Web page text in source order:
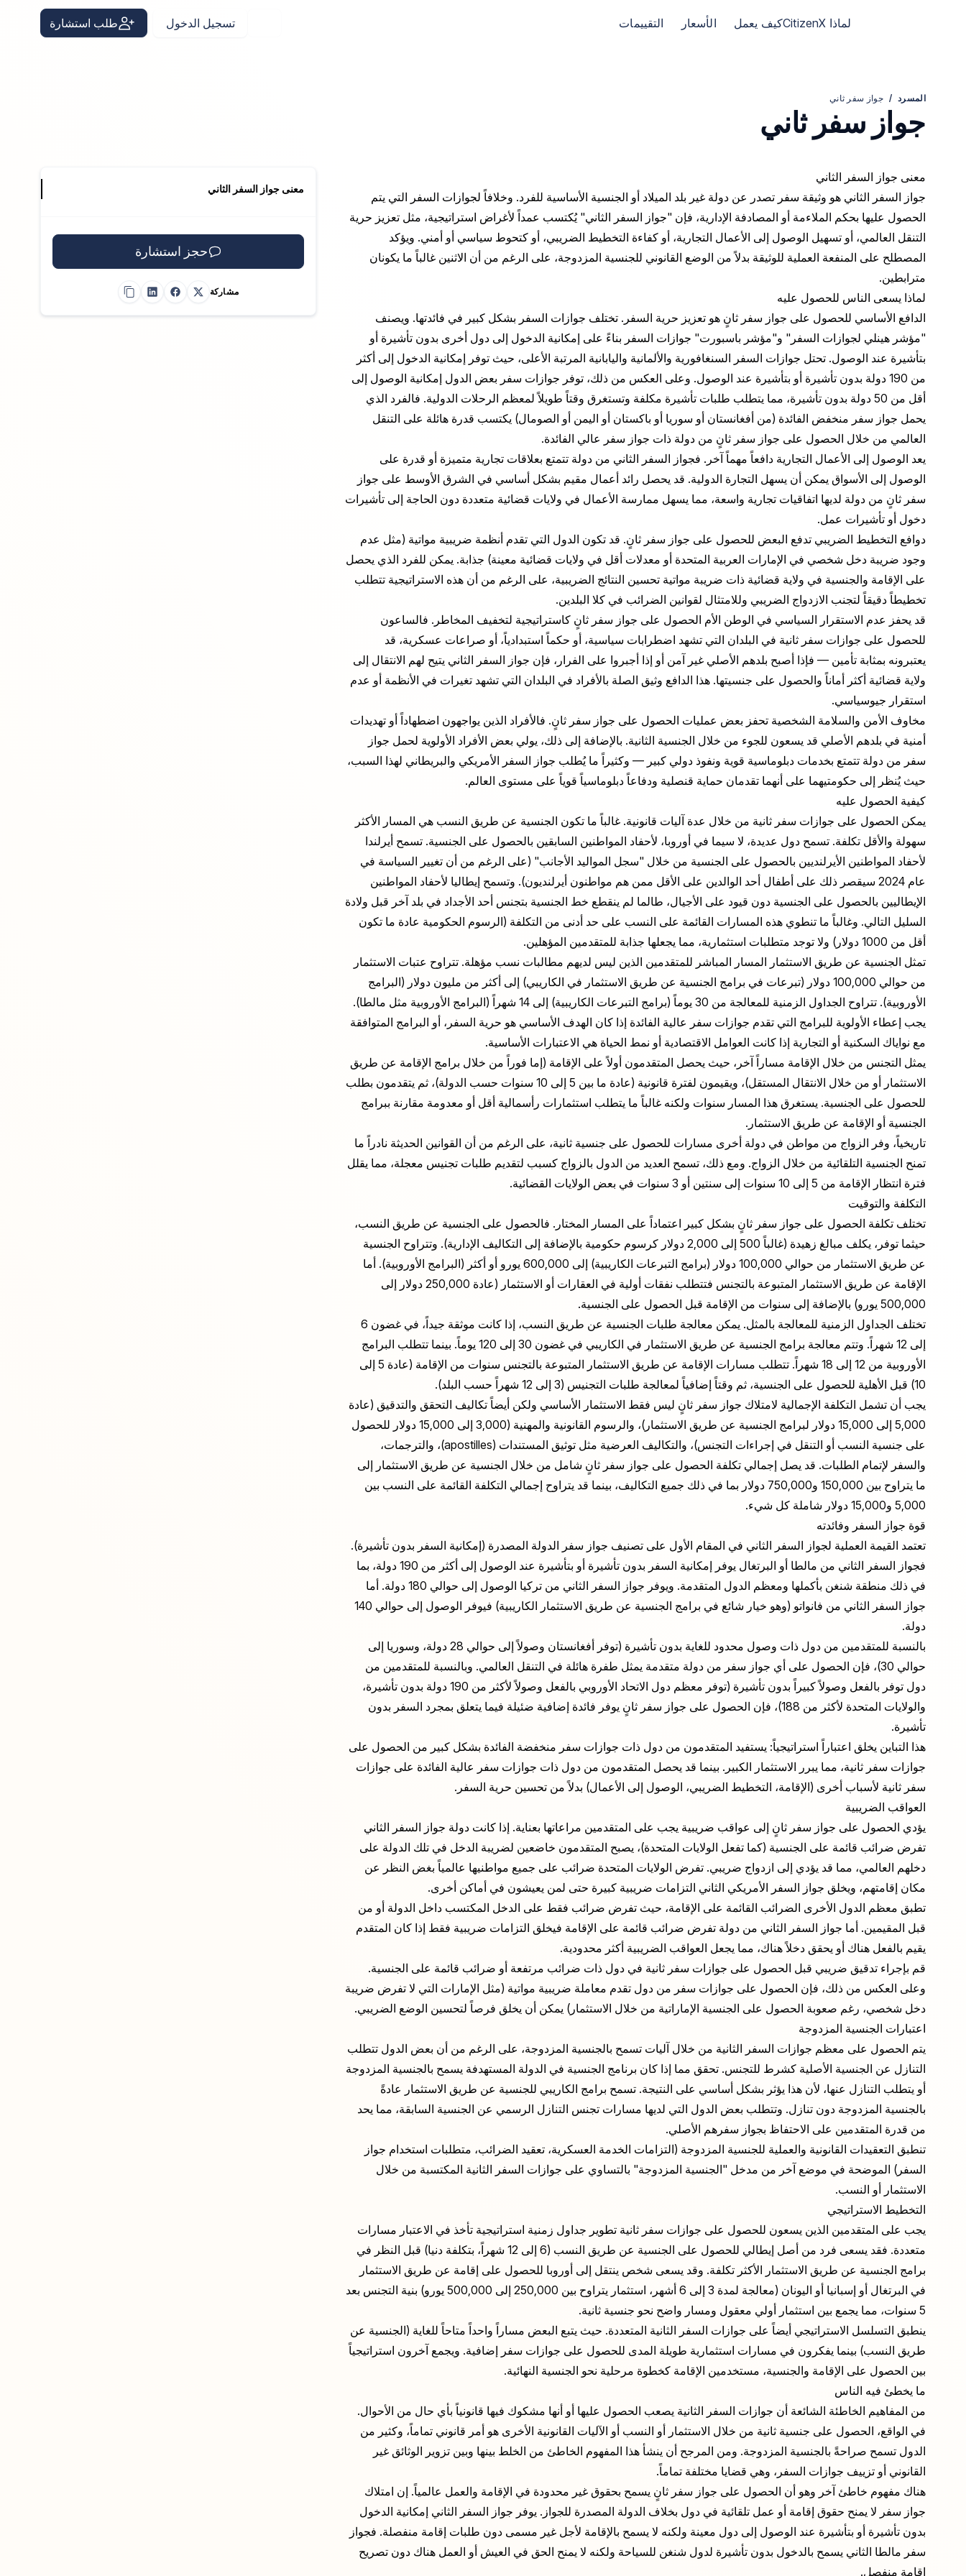
الانتقال إلى الصفحة الرئيسية لـ CitizenX
لماذا CitizenX كيف يعمل الأسعار التقييمات
Arabic
تسجيل الدخول طلب استشارة
المسرد / جواز سفر ثاني
جواز سفر ثاني
معنى جواز السفر الثاني
جواز السفر الثاني هو وثيقة سفر تصدر عن دولة غير بلد الميلاد أو الجنسية الأساسية للفرد. وخلافاً لجوازات السفر التي يتم
الحصول عليها بحكم الملاءمة أو المصادفة الإدارية، فإن "جواز السفر الثاني" يُكتسب عمداً لأغراض استراتيجية، مثل تعزيز حرية
التنقل العالمي، أو تسهيل الوصول إلى الأعمال التجارية، أو كفاءة التخطيط الضريبي، أو كتحوط سياسي أو أمني. ويؤكد
المصطلح على المنفعة العملية للوثيقة بدلاً من الوضع القانوني للجنسية المزدوجة، على الرغم من أن الاثنين غالباً ما يكونان
مترابطين.
لماذا يسعى الناس للحصول عليه
الدافع الأساسي للحصول على جواز سفر ثانٍ هو تعزيز حرية السفر. تختلف جوازات السفر بشكل كبير في فائدتها. ويصنف
"مؤشر هينلي لجوازات السفر" و"مؤشر باسبورت" جوازات السفر بناءً على إمكانية الدخول إلى دول أخرى بدون تأشيرة أو
بتأشيرة عند الوصول. تحتل جوازات السفر السنغافورية والألمانية واليابانية المرتبة الأعلى، حيث توفر إمكانية الدخول إلى أكثر
من 190 دولة بدون تأشيرة أو بتأشيرة عند الوصول. وعلى العكس من ذلك، توفر جوازات سفر بعض الدول إمكانية الوصول إلى
أقل من 50 دولة بدون تأشيرة، مما يتطلب طلبات تأشيرة مكلفة وتستغرق وقتاً طويلاً لمعظم الرحلات الدولية. فالفرد الذي
يحمل جواز سفر منخفض الفائدة (من أفغانستان أو سوريا أو باكستان أو اليمن أو الصومال) يكتسب قدرة هائلة على التنقل
العالمي من خلال الحصول على جواز سفر ثانٍ من دولة ذات جواز سفر عالي الفائدة.
يعد الوصول إلى الأعمال التجارية دافعاً مهماً آخر. فجواز السفر الثاني من دولة تتمتع بعلاقات تجارية متميزة أو قدرة على
الوصول إلى الأسواق يمكن أن يسهل التجارة الدولية. قد يحصل رائد أعمال مقيم بشكل أساسي في الشرق الأوسط على جواز
سفر ثانٍ من دولة لديها اتفاقيات تجارية واسعة، مما يسهل ممارسة الأعمال في ولايات قضائية متعددة دون الحاجة إلى تأشيرات
دخول أو تأشيرات عمل.
دوافع التخطيط الضريبي تدفع البعض للحصول على جواز سفر ثانٍ. قد تكون الدول التي تقدم أنظمة ضريبية مواتية (مثل عدم
وجود ضريبة دخل شخصي في الإمارات العربية المتحدة أو معدلات أقل في ولايات قضائية معينة) جذابة. يمكن للفرد الذي يحصل
على الإقامة والجنسية في ولاية قضائية ذات ضريبة مواتية تحسين النتائج الضريبية، على الرغم من أن هذه الاستراتيجية تتطلب
تخطيطاً دقيقاً لتجنب الازدواج الضريبي وللامتثال لقوانين الضرائب في كلا البلدين.
قد يحفز عدم الاستقرار السياسي في الوطن الأم الحصول على جواز سفر ثانٍ كاستراتيجية لتخفيف المخاطر. فالساعون
للحصول على جوازات سفر ثانية في البلدان التي تشهد اضطرابات سياسية، أو حكماً استبدادياً، أو صراعات عسكرية، قد
يعتبرونه بمثابة تأمين — فإذا أصبح بلدهم الأصلي غير آمن أو إذا أجبروا على الفرار، فإن جواز السفر الثاني يتيح لهم الانتقال إلى
ولاية قضائية أكثر أماناً والحصول على جنسيتها. هذا الدافع وثيق الصلة بالأفراد في البلدان التي تشهد تغيرات في الأنظمة أو عدم
استقرار جيوسياسي.
مخاوف الأمن والسلامة الشخصية تحفز بعض عمليات الحصول على جواز سفر ثانٍ. فالأفراد الذين يواجهون اضطهاداً أو تهديدات
أمنية في بلدهم الأصلي قد يسعون للجوء من خلال الجنسية الثانية. بالإضافة إلى ذلك، يولي بعض الأفراد الأولوية لحمل جواز
سفر من دولة تتمتع بخدمات دبلوماسية قوية ونفوذ دولي كبير — وكثيراً ما يُطلب جواز السفر الأمريكي والبريطاني لهذا السبب،
حيث يُنظر إلى حكومتيهما على أنهما تقدمان حماية قنصلية ودفاعاً دبلوماسياً قوياً على مستوى العالم.
كيفية الحصول عليه
يمكن الحصول على جوازات سفر ثانية من خلال عدة آليات قانونية. غالباً ما تكون الجنسية عن طريق النسب هي المسار الأكثر
سهولة والأقل تكلفة. تسمح دول عديدة، لا سيما في أوروبا، لأحفاد المواطنين السابقين بالحصول على الجنسية. تسمح أيرلندا
لأحفاد المواطنين الأيرلنديين بالحصول على الجنسية من خلال "سجل المواليد الأجانب" (على الرغم من أن تغيير السياسة في
عام 2024 سيقصر ذلك على أطفال أحد الوالدين على الأقل ممن هم مواطنون أيرلنديون). وتسمح إيطاليا لأحفاد المواطنين
الإيطاليين بالحصول على الجنسية دون قيود على الأجيال، طالما لم ينقطع خط الجنسية بتجنس أحد الأجداد في بلد آخر قبل ولادة
السليل التالي. وغالباً ما تنطوي هذه المسارات القائمة على النسب على حد أدنى من التكلفة (الرسوم الحكومية عادة ما تكون
أقل من 1000 دولار) ولا توجد متطلبات استثمارية، مما يجعلها جذابة للمتقدمين المؤهلين.
تمثل الجنسية عن طريق الاستثمار المسار المباشر للمتقدمين الذين ليس لديهم مطالبات نسب مؤهلة. تتراوح عتبات الاستثمار
من حوالي 100,000 دولار (تبرعات في برامج الجنسية عن طريق الاستثمار في الكاريبي) إلى أكثر من مليون دولار (البرامج
الأوروبية). تتراوح الجداول الزمنية للمعالجة من 30 يوماً (برامج التبرعات الكاريبية) إلى 14 شهراً (البرامج الأوروبية مثل مالطا).
يجب إعطاء الأولوية للبرامج التي تقدم جوازات سفر عالية الفائدة إذا كان الهدف الأساسي هو حرية السفر، أو البرامج المتوافقة
مع نواياك السكنية أو التجارية إذا كانت العوامل الاقتصادية أو نمط الحياة هي الاعتبارات الأساسية.
يمثل التجنس من خلال الإقامة مساراً آخر، حيث يحصل المتقدمون أولاً على الإقامة (إما فوراً من خلال برامج الإقامة عن طريق
الاستثمار أو من خلال الانتقال المستقل)، ويقيمون لفترة قانونية (عادة ما بين 5 إلى 10 سنوات حسب الدولة)، ثم يتقدمون بطلب
للحصول على الجنسية. يستغرق هذا المسار سنوات ولكنه غالباً ما يتطلب استثمارات رأسمالية أقل أو معدومة مقارنة ببرامج
الجنسية أو الإقامة عن طريق الاستثمار.
تاريخياً، وفر الزواج من مواطن في دولة أخرى مسارات للحصول على جنسية ثانية، على الرغم من أن القوانين الحديثة نادراً ما
تمنح الجنسية التلقائية من خلال الزواج. ومع ذلك، تسمح العديد من الدول بالزواج كسبب لتقديم طلبات تجنيس معجلة، مما يقلل
فترة انتظار الإقامة من 5 إلى 10 سنوات إلى سنتين أو 3 سنوات في بعض الولايات القضائية.
التكلفة والتوقيت
تختلف تكلفة الحصول على جواز سفر ثانٍ بشكل كبير اعتماداً على المسار المختار. فالحصول على الجنسية عن طريق النسب،
حيثما توفر، يكلف مبالغ زهيدة (غالباً 500 إلى 2,000 دولار كرسوم حكومية بالإضافة إلى التكاليف الإدارية). وتتراوح الجنسية
عن طريق الاستثمار من حوالي 100,000 دولار (برامج التبرعات الكاريبية) إلى 600,000 يورو أو أكثر (البرامج الأوروبية). أما
الإقامة عن طريق الاستثمار المتبوعة بالتجنس فتتطلب نفقات أولية في العقارات أو الاستثمار (عادة 250,000 دولار إلى
500,000 يورو) بالإضافة إلى سنوات من الإقامة قبل الحصول على الجنسية.
تختلف الجداول الزمنية للمعالجة بالمثل. يمكن معالجة طلبات الجنسية عن طريق النسب، إذا كانت موثقة جيداً، في غضون 6
إلى 12 شهراً. وتتم معالجة برامج الجنسية عن طريق الاستثمار في الكاريبي في غضون 30 إلى 120 يوماً. بينما تتطلب البرامج
الأوروبية من 12 إلى 18 شهراً. تتطلب مسارات الإقامة عن طريق الاستثمار المتبوعة بالتجنس سنوات من الإقامة (عادة 5 إلى
10) قبل الأهلية للحصول على الجنسية، ثم وقتاً إضافياً لمعالجة طلبات التجنيس (3 إلى 12 شهراً حسب البلد).
يجب أن تشمل التكلفة الإجمالية لامتلاك جواز سفر ثانٍ ليس فقط الاستثمار الأساسي ولكن أيضاً تكاليف التحقق والتدقيق (عادة
5,000 إلى 15,000 دولار لبرامج الجنسية عن طريق الاستثمار)، والرسوم القانونية والمهنية (3,000 إلى 15,000 دولار للحصول
على جنسية النسب أو التنقل في إجراءات التجنس)، والتكاليف العرضية مثل توثيق المستندات (apostilles)، والترجمات،
والسفر لإتمام الطلبات. قد يصل إجمالي تكلفة الحصول على جواز سفر ثانٍ شامل من خلال الجنسية عن طريق الاستثمار إلى
ما يتراوح بين 150,000 و750,000 دولار بما في ذلك جميع التكاليف، بينما قد يتراوح إجمالي التكلفة القائمة على النسب بين
5,000 و15,000 دولار شاملة كل شيء.
قوة جواز السفر وفائدته
تعتمد القيمة العملية لجواز السفر الثاني في المقام الأول على تصنيف جواز سفر الدولة المصدرة (إمكانية السفر بدون تأشيرة).
فجواز السفر الثاني من مالطا أو البرتغال يوفر إمكانية السفر بدون تأشيرة أو بتأشيرة عند الوصول إلى أكثر من 190 دولة، بما
في ذلك منطقة شنغن بأكملها ومعظم الدول المتقدمة. ويوفر جواز السفر الثاني من تركيا الوصول إلى حوالي 180 دولة. أما
جواز السفر الثاني من فانواتو (وهو خيار شائع في برامج الجنسية عن طريق الاستثمار الكاريبية) فيوفر الوصول إلى حوالي 140
دولة.
بالنسبة للمتقدمين من دول ذات وصول محدود للغاية بدون تأشيرة (توفر أفغانستان وصولاً إلى حوالي 28 دولة، وسوريا إلى
حوالي 30)، فإن الحصول على أي جواز سفر من دولة متقدمة يمثل طفرة هائلة في التنقل العالمي. وبالنسبة للمتقدمين من
دول توفر بالفعل وصولاً كبيراً بدون تأشيرة (توفر معظم دول الاتحاد الأوروبي بالفعل وصولاً لأكثر من 190 دولة بدون تأشيرة،
والولايات المتحدة لأكثر من 188)، فإن الحصول على جواز سفر ثانٍ يوفر فائدة إضافية ضئيلة فيما يتعلق بمجرد السفر بدون
تأشيرة.
هذا التباين يخلق اعتباراً استراتيجياً: يستفيد المتقدمون من دول ذات جوازات سفر منخفضة الفائدة بشكل كبير من الحصول على
جوازات سفر ثانية، مما يبرر الاستثمار الكبير. بينما قد يحصل المتقدمون من دول ذات جوازات سفر عالية الفائدة على جوازات
سفر ثانية لأسباب أخرى (الإقامة، التخطيط الضريبي، الوصول إلى الأعمال) بدلاً من تحسين حرية السفر.
العواقب الضريبية
يؤدي الحصول على جواز سفر ثانٍ إلى عواقب ضريبية يجب على المتقدمين مراعاتها بعناية. إذا كانت دولة جواز السفر الثاني
تفرض ضرائب قائمة على الجنسية (كما تفعل الولايات المتحدة)، يصبح المتقدمون خاضعين لضريبة الدخل في تلك الدولة على
دخلهم العالمي، مما قد يؤدي إلى ازدواج ضريبي. تفرض الولايات المتحدة ضرائب على جميع مواطنيها عالمياً بغض النظر عن
مكان إقامتهم، ويخلق جواز السفر الأمريكي الثاني التزامات ضريبية كبيرة حتى لمن يعيشون في أماكن أخرى.
تطبق معظم الدول الأخرى الضرائب القائمة على الإقامة، حيث تفرض ضرائب فقط على الدخل المكتسب داخل الدولة أو من
قبل المقيمين. أما جواز السفر الثاني من دولة تفرض ضرائب قائمة على الإقامة فيخلق التزامات ضريبية فقط إذا كان المتقدم
يقيم بالفعل هناك أو يحقق دخلاً هناك، مما يجعل العواقب الضريبية أكثر محدودية.
قم بإجراء تدقيق ضريبي قبل الحصول على جوازات سفر ثانية في دول ذات ضرائب مرتفعة أو ضرائب قائمة على الجنسية.
وعلى العكس من ذلك، فإن الحصول على جوازات سفر من دول تقدم معاملة ضريبية مواتية (مثل الإمارات التي لا تفرض ضريبة
دخل شخصي، رغم صعوبة الحصول على الجنسية الإماراتية من خلال الاستثمار) يمكن أن يخلق فرصاً لتحسين الوضع الضريبي.
اعتبارات الجنسية المزدوجة
يتم الحصول على معظم جوازات السفر الثانية من خلال آليات تسمح بالجنسية المزدوجة، على الرغم من أن بعض الدول تتطلب
التنازل عن الجنسية الأصلية كشرط للتجنس. تحقق مما إذا كان برنامج الجنسية في الدولة المستهدفة يسمح بالجنسية المزدوجة
أو يتطلب التنازل عنها، لأن هذا يؤثر بشكل أساسي على النتيجة. تسمح برامج الكاريبي للجنسية عن طريق الاستثمار عادةً
بالجنسية المزدوجة دون تنازل. وتتطلب بعض الدول التي لديها مسارات تجنس التنازل الرسمي عن الجنسية السابقة، مما يحد
من قدرة المتقدمين على الاحتفاظ بجواز سفرهم الأصلي.
تنطبق التعقيدات القانونية والعملية للجنسية المزدوجة (التزامات الخدمة العسكرية، تعقيد الضرائب، متطلبات استخدام جواز
السفر) الموضحة في موضع آخر من مدخل "الجنسية المزدوجة" بالتساوي على جوازات السفر الثانية المكتسبة من خلال
الاستثمار أو النسب.
التخطيط الاستراتيجي
يجب على المتقدمين الذين يسعون للحصول على جوازات سفر ثانية تطوير جداول زمنية استراتيجية تأخذ في الاعتبار مسارات
متعددة. فقد يسعى فرد من أصل إيطالي للحصول على الجنسية عن طريق النسب (6 إلى 12 شهراً، بتكلفة دنيا) قبل النظر في
برامج الجنسية عن طريق الاستثمار الأكثر تكلفة. وقد يسعى شخص ينتقل إلى أوروبا للحصول على إقامة عن طريق الاستثمار
في البرتغال أو إسبانيا أو اليونان (معالجة لمدة 3 إلى 6 أشهر، استثمار يتراوح بين 250,000 إلى 500,000 يورو) بنية التجنس بعد
5 سنوات، مما يجمع بين استثمار أولي معقول ومسار واضح نحو جنسية ثانية.
ينطبق التسلسل الاستراتيجي أيضاً على جوازات السفر الثانية المتعددة. حيث يتبع البعض مساراً واحداً متاحاً للغاية (الجنسية عن
طريق النسب) بينما يفكرون في مسارات استثمارية طويلة المدى للحصول على جوازات سفر إضافية. ويجمع آخرون استراتيجياً
بين الحصول على الإقامة والجنسية، مستخدمين الإقامة كخطوة مرحلية نحو الجنسية النهائية.
ما يخطئ فيه الناس
من المفاهيم الخاطئة الشائعة أن جوازات السفر الثانية يصعب الحصول عليها أو أنها مشكوك فيها قانونياً بأي حال من الأحوال.
في الواقع، الحصول على جنسية ثانية من خلال الاستثمار أو النسب أو الآليات القانونية الأخرى هو أمر قانوني تماماً، وكثير من
الدول تسمح صراحةً بالجنسية المزدوجة. ومن المرجح أن ينشأ هذا المفهوم الخاطئ من الخلط بينها وبين تزوير الوثائق غير
القانوني أو تزييف جوازات السفر، وهي قضايا مختلفة تماماً.
هناك مفهوم خاطئ آخر وهو أن الحصول على جواز سفر ثانٍ يسمح بحقوق غير محدودة في الإقامة والعمل عالمياً. إن امتلاك
جواز سفر لا يمنح حقوق إقامة أو عمل تلقائية في دول بخلاف الدولة المصدرة للجواز. يوفر جواز السفر الثاني إمكانية الدخول
بدون تأشيرة أو بتأشيرة عند الوصول إلى دول معينة ولكنه لا يسمح بالإقامة لأجل غير مسمى دون طلبات إقامة منفصلة. فجواز
سفر مالطا الثاني يسمح بالدخول بدون تأشيرة لدول شنغن للسياحة ولكنه لا يمنح الحق في العيش أو العمل هناك دون تصريح
إقامة منفصل.
معنى جواز السفر الثاني
حجز استشارة
مشاركة